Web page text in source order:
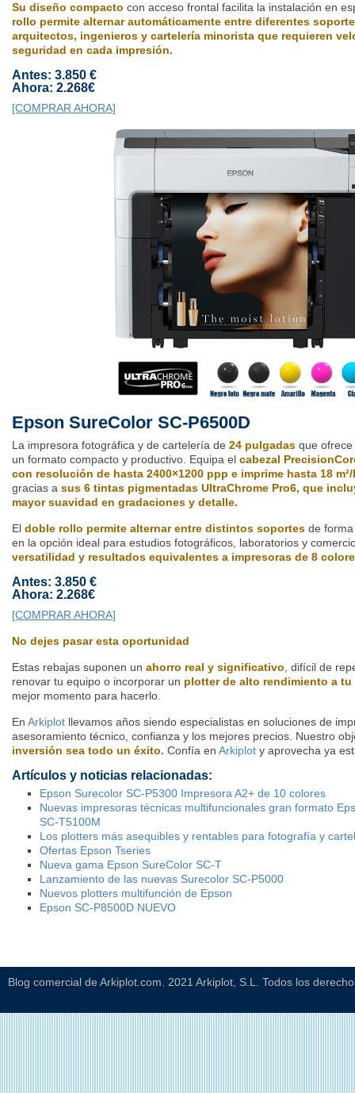
Su diseño compacto con acceso frontal facilita la instalación en
rollo permite alternar automáticamente entre diferentes
arquitectos, ingenieros y cartelería minorista que requieren
seguridad en cada impresión.
Antes: 3.850 €
Ahora: 2.268€
[COMPRAR AHORA]
Epson SureColor SC-P6500D
La impresora fotográfica y de cartelería de 24 pulgadas que
un formato compacto y productivo. Equipa el cabezal
con resolución de hasta 2400×1200 ppp e imprime hasta 18
gracias a sus 6 tintas pigmentadas UltraChrome Pro6, que
mayor suavidad en gradaciones y detalle.
El doble rollo permite alternar entre distintos soportes de
en la opción ideal para estudios fotográficos, laboratorios y
versatilidad y resultados equivalentes a impresoras de 8
Antes: 3.850 €
Ahora: 2.268€
[COMPRAR AHORA]
No dejes pasar esta oportunidad
Estas rebajas suponen un ahorro real y significativo , difícil de
renovar tu equipo o incorporar un plotter de alto rendimiento a
mejor momento para hacerlo.
En Arkiplot llevamos años siendo especialistas en soluciones de
asesoramiento técnico, confianza y los mejores precios. Nuestro
inversión sea todo un éxito. Confía en Arkiplot y aprovecha ya
Artículos y noticias relacionadas:
Epson Surecolor SC-P5300 Impresora A2+ de 10 colores
Nuevas impresoras técnicas multifuncionales gran formato
SC-T5100M
Los plotters más asequibles y rentables para fotografía y
Ofertas Epson Tseries
Nueva gama Epson SureColor SC-T
Lanzamiento de las nuevas Surecolor SC-P5000
Nuevos plotters multifunción de Epson
Epson SC-P8500D NUEVO
Blog comercial de Arkiplot.com. 2021 Arkiplot, S.L. Todos los